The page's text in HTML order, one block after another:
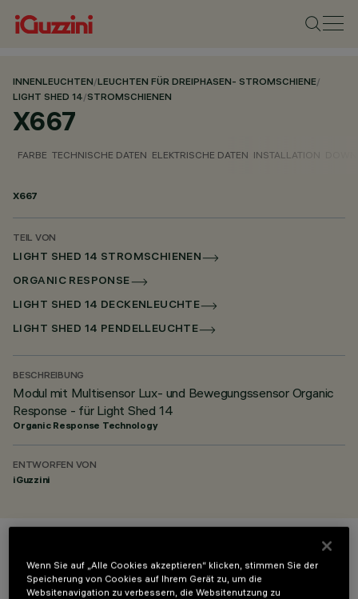
INNENLEUCHTEN/LEUCHTEN FÜR DREIPHASEN- STROMSCHIENE/
LIGHT SHED 14/STROMSCHIENEN
X667
FARBE TECHNISCHE DATEN ELEKTRISCHE DATEN INSTALLATION
X667
TEIL VON
LIGHT SHED 14 STROMSCHIENEN
ORGANIC RESPONSE
LIGHT SHED 14 DECKENLEUCHTE
LIGHT SHED 14 PENDELLEUCHTE
BESCHREIBUNG
Modul mit Multisensor Lux- und Bewegungssensor Organic
Response - für Light Shed 14
Organic Response Technology
ENTWORFEN VON
iGuzzini
FARBE
Wenn Sie auf „Alle Cookies akzeptieren“ klicken, stimmen Sie der
Speicherung von Cookies auf Ihrem Gerät zu, um die
Websitenavigation zu verbessern, die Websitenutzung zu